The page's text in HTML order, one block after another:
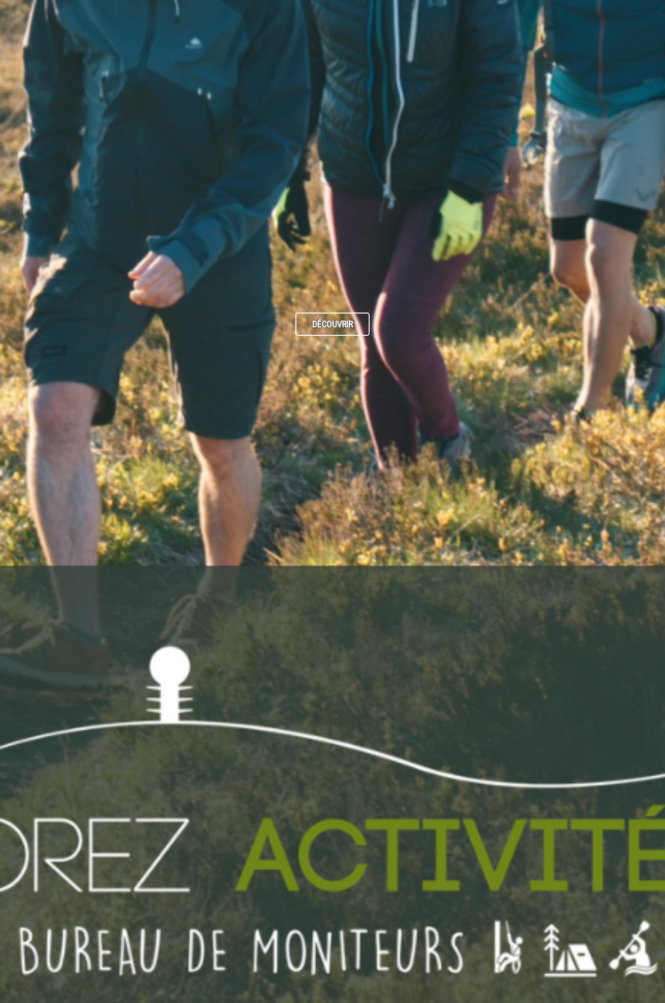
DÉCOUVRIR